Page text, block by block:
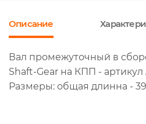
Описание
Вал промежуточный в
Shaft-Gear на КПП - артикул
Размеры: общая длинна -